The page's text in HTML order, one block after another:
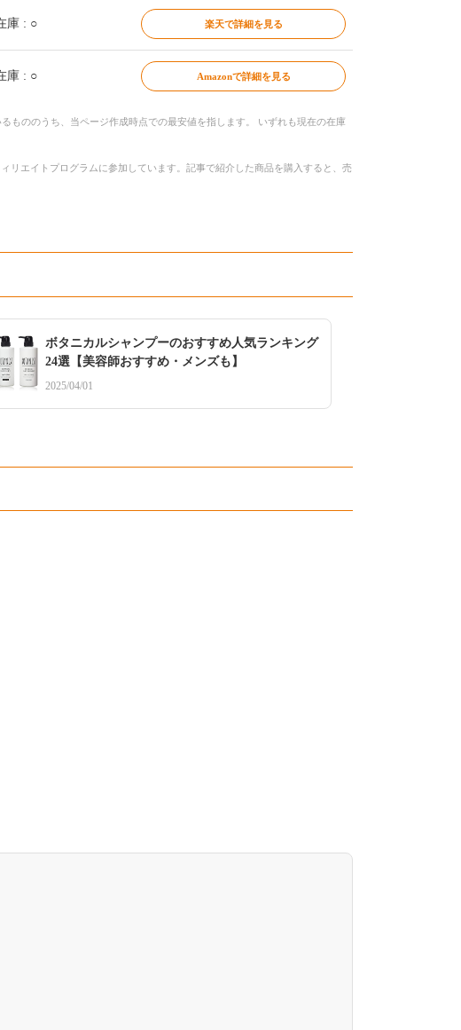
庫 : ○ 楽天で詳細を見る
庫 : ○ Amazonで詳細を見る
ののうち、当ページ作成時点での最安値を指します。 いずれも現在の在庫
エイトプログラムに参加しています。記事で紹介した商品を購入すると、売
ボタニカルシャンプーのおすすめ人気ランキング
24選【美容師おすすめ・メンズも】
2025/04/01